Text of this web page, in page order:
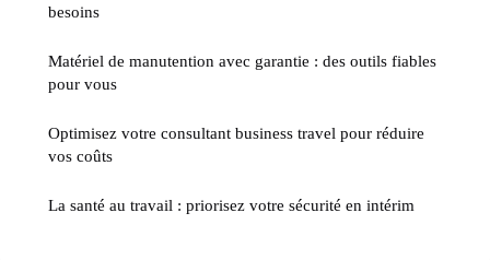
besoins
Matériel de manutention avec garantie : des outils fiables
pour vous
Optimisez votre consultant business travel pour réduire
vos coûts
La santé au travail : priorisez votre sécurité en intérim